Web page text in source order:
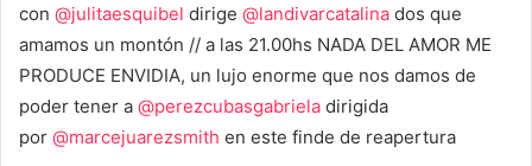
con @julitaesquibel dirige @landivarcatalina dos que
amamos un montón // a las 21.00hs NADA DEL AMOR ME
PRODUCE ENVIDIA, un lujo enorme que nos damos de
poder tener a @perezcubasgabriela dirigida
por @marcejuarezsmith en este finde de reapertura